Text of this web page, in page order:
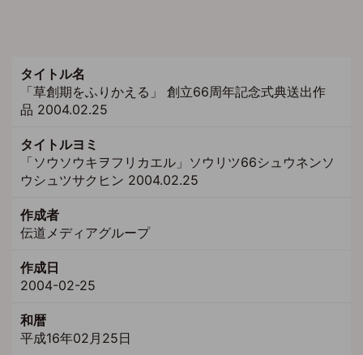
タイトル名
「草創期をふりかえる」 創立66周年記念式典送出作
品 2004.02.25
タイトルヨミ
「ソウソウキヲフリカエル」ソウリツ66シュウネンソ
ウシュツサクヒン 2004.02.25
作成者
伝道メディアグループ
作成日
2004-02-25
和暦
平成16年02月25日